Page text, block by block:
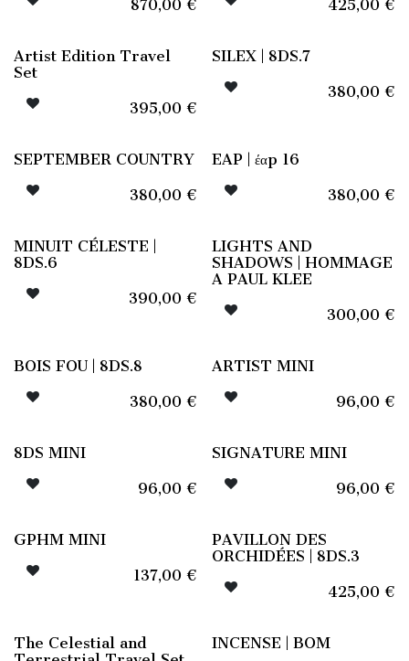
870,00 € 425,00 €
Artist Edition Travel
Set
395,00 €
SILEX | 8DS.7
380,00 €
SEPTEMBER COUNTRY
380,00 €
EAP | έαp 16
380,00 €
MINUIT CÉLESTE |
8DS.6
390,00 €
LIGHTS AND
SHADOWS | HOMMAGE
A PAUL KLEE
300,00 €
BOIS FOU | 8DS.8
380,00 €
ARTIST MINI
96,00 €
8DS MINI
96,00 €
SIGNATURE MINI
96,00 €
GPHM MINI
137,00 €
PAVILLON DES
ORCHIDÉES | 8DS.3
425,00 €
The Celestial and
INCENSE | BOM